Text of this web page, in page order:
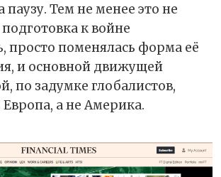
паузу. Тем не менее это не
подготовка к войне
просто поменялась форма её
и основной движущей
по задумке глобалистов,
а не Америка.